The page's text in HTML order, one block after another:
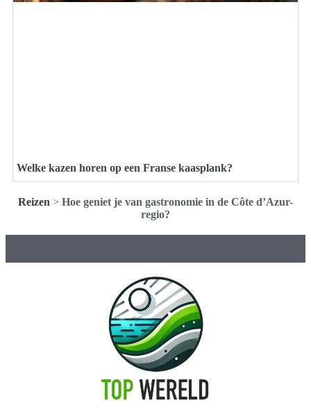
Welke kazen horen op een Franse kaasplank?
Reizen > Hoe geniet je van gastronomie in de Côte d’Azur-
regio?